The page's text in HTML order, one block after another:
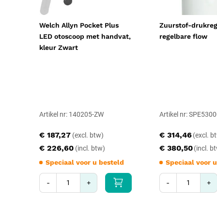
Welch Allyn Pocket Plus
LED otoscoop met handvat,
kleur Zwart
Artikel nr: 140205-ZW
€ 226,60
€ 187,27
Speciaal voor u besteld
- +
Zuurstof-
regelbare flow
Artikel nr:
€ 380,50
€ 314,46
Speciaal voor
- +